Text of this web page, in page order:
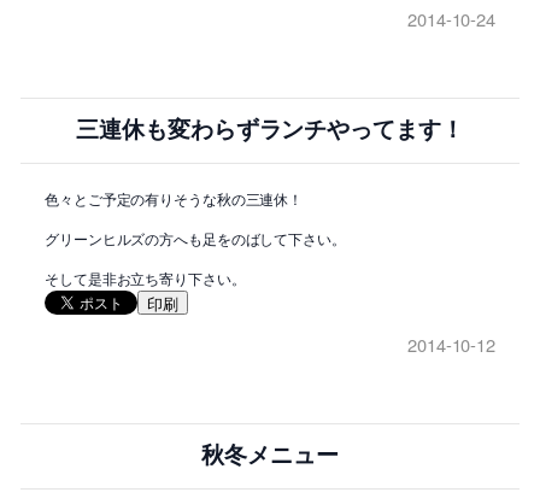
2014-10-24
三連休も変わらずランチやってます！
色々とご予定の有りそうな秋の三連休！
グリーンヒルズの方へも足をのばして下さい。
そして是非お立ち寄り下さい。
印刷
2014-10-12
秋冬メニュー